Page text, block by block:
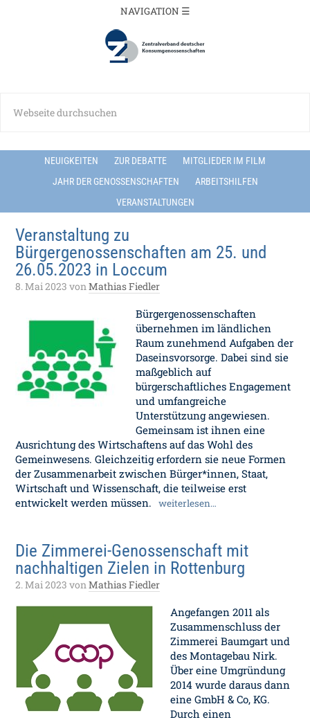
NEUIGKEITEN ZUR DEBATTE
MITGLIEDER IM FILM
JAHR DER GENOSSENSCHAFTEN
ARBEITSHILFEN
VERANSTALTUNGEN
Veranstaltung zu
Bürgergenossenschaften am 25. und
26.05.2023 in Loccum
8. Mai 2023 vonMathias Fiedler
Bürgergenossenschaften
übernehmen im ländlichen
Raum zunehmend Aufgaben der
Daseinsvorsorge. Dabei sind sie
maßgeblich auf
bürgerschaftliches Engagement
und umfangreiche
Unterstützung angewiesen.
Gemeinsam ist ihnen eine
Ausrichtung des Wirtschaftens auf das Wohl des
Gemeinwesens. Gleichzeitig erfordern sie neue Formen
der Zusammenarbeit zwischen Bürger*innen, Staat,
Wirtschaft und Wissenschaft, die teilweise erst
entwickelt werden müssen.
weiterlesen…
Die Zimmerei-Genossenschaft mit
nachhaltigen Zielen in Rottenburg
2. Mai 2023 vonMathias Fiedler
Angefangen 2011 als
Zusammenschluss der
Zimmerei Baumgart und
des Montagebau Nirk.
Über eine Umgründung
2014 wurde daraus dann
eine GmbH & Co, KG.
Durch einen